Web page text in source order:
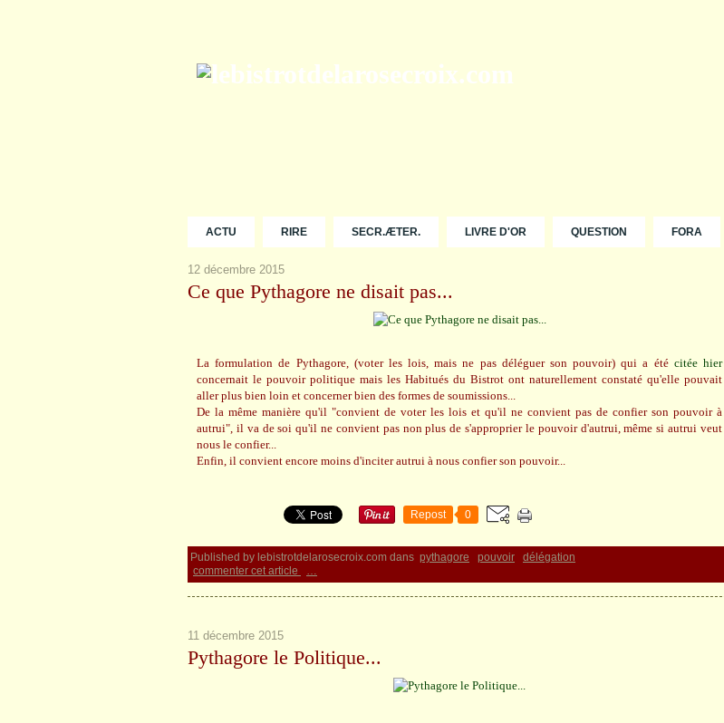
ACTU RIRE SECR.ÆTER. LIVRE D'OR QUESTION FORA
12 décembre 2015
Ce que Pythagore ne disait pas...
La formulation de Pythagore, (voter les lois, mais ne pas déléguer son pouvoir) qui a été citée hier
concernait le pouvoir politique mais les Habitués du Bistrot ont naturellement constaté qu'elle pouvait
aller plus bien loin et concerner bien des formes de soumissions...
De la même manière qu'il "convient de voter les lois et qu'il ne convient pas de confier son pouvoir à
autrui", il va de soi qu'il ne convient pas non plus de s'approprier le pouvoir d'autrui, même si autrui veut
nous le confier...
Enfin, il convient encore moins d'inciter autrui à nous confier son pouvoir...
Repost 0
Published by lebistrotdelarosecroix.com dans pythagore pouvoir
délégation
commenter cet article
…
11 décembre 2015
Pythagore le Politique...